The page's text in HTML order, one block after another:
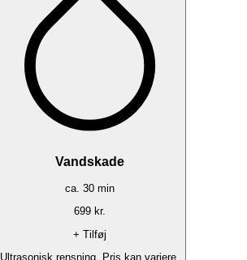
Vandskade
ca. 30 min
699 kr.
+ Tilføj
Ultrasonisk rensning. Pris kan variere.